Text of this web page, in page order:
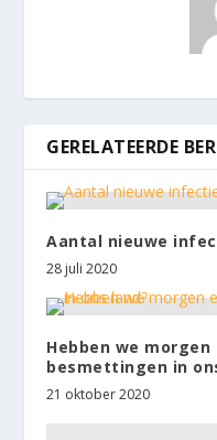
GERELATEERDE
Aantal nieuwe
28 juli 2020
Hebben we
besmettingen in
21 oktober 2020